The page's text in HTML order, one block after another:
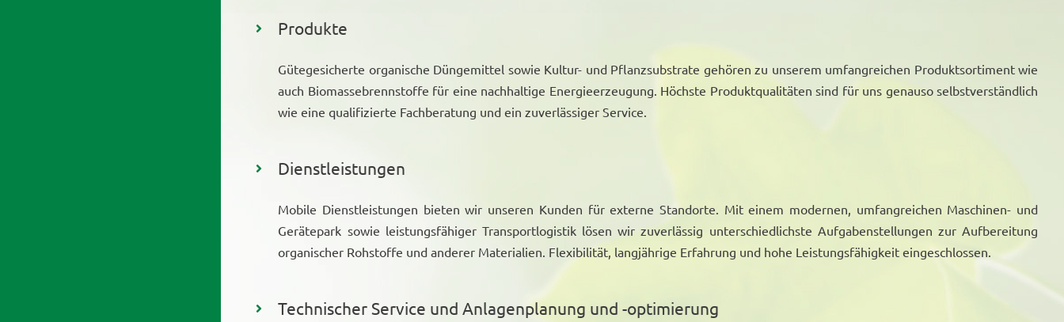
Produkte
Gütegesicherte organische Düngemittel sowie Kultur- und Pflanzsubstrate gehören zu unserem umfangreichen Produktsortiment wie
auch Biomassebrennstoffe für eine nachhaltige Energieerzeugung. Höchste Produktqualitäten sind für uns genauso selbstverständlich
wie eine qualifizierte Fachberatung und ein zuverlässiger Service.
Dienstleistungen
Mobile Dienstleistungen bieten wir unseren Kunden für externe Standorte. Mit einem modernen, umfangreichen Maschinen- und
Gerätepark sowie leistungsfähiger Transportlogistik lösen wir zuverlässig unterschiedlichste Aufgabenstellungen zur Aufbereitung
organischer Rohstoffe und anderer Materialien. Flexibilität, langjährige Erfahrung und hohe Leistungsfähigkeit eingeschlossen.
Technischer Service und Anlagenplanung und -optimierung